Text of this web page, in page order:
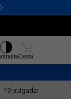
Cesta
19 pulgadas